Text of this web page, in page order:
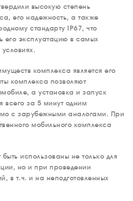
высокую степень
его надежность, а также
стандарту IP67, что
его эксплуатацию в самых
комплекса является его
комплекса позволяют
а установка и запуск
всего за 5 минут одним
с зарубежными аналогами. При
мобильного комплекса
использованы не только для
но и при проведении
в т.ч. и на неподготовленных